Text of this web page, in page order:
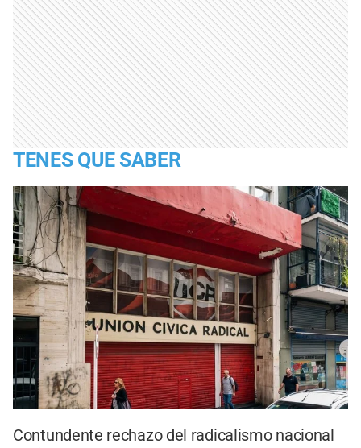
TENES QUE SABER
Contundente rechazo del radicalismo nacional